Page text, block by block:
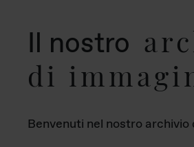
Il nostro
di
Benvenuti nel nostro archivio